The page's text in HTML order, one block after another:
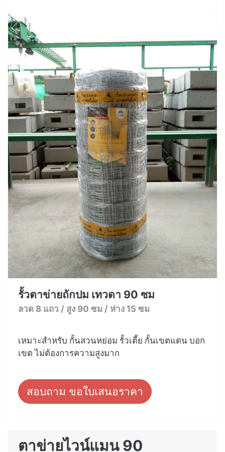
รั้วตาข่ายถักปม เทวดา 90 ซม
ลวด 8 แถว / สูง 90 ซม / ห่าง 15 ซม
เหมาะสำหรับ กั้นสวนหย่อม รั้วเตี้ย กั้นเขตแดน บอก
เขต ไม่ต้องการความสูงมาก
สอบถาม ขอใบเสนอราคา
ตาข่ายไวน์แมน 90